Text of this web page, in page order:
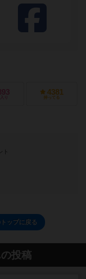
り
4381
持ってる
ップに戻る
投稿